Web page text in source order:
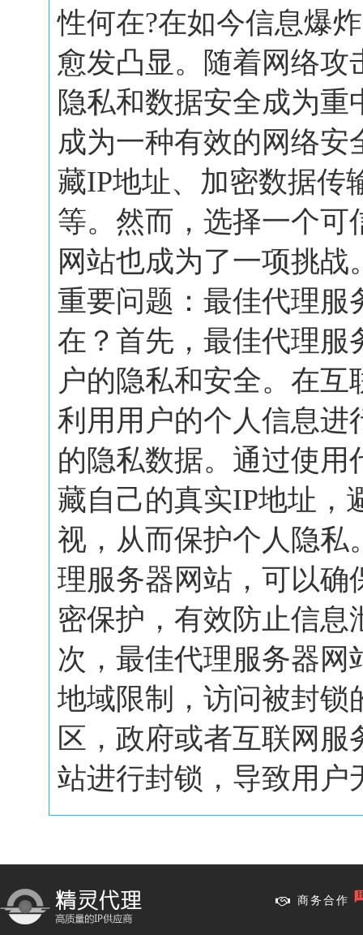
性何在?在如今信息爆
愈发凸显。随着网络攻
隐私和数据安全成为
成为一种有效的网络
藏IP地址、加密数据传
等。然而，选择一个可
网站也成为了一项挑
重要问题：最佳代理服
在？首先，最佳代理服
户的隐私和安全。在
利用用户的个人信息进
的隐私数据。通过使
藏自己的真实IP地址，
视，从而保护个人隐私
理服务器网站，可以确
密保护，有效防止信
次，最佳代理服务器
地域限制，访问被封锁
区，政府或者互联网
站进行封锁，导致用户
商务合作